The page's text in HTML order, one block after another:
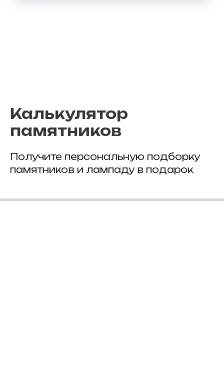
Калькулятор
памятников
Получите персональную подборку
памятников и лампаду в подарок